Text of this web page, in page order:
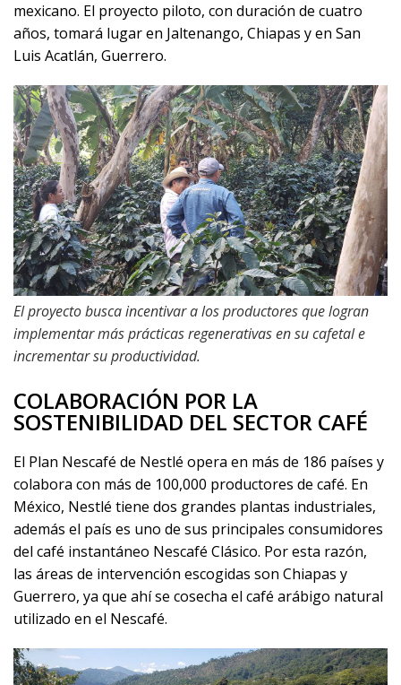
mexicano. El proyecto piloto, con duración de cuatro
años, tomará lugar en Jaltenango, Chiapas y en San
Luis Acatlán, Guerrero.
El proyecto busca incentivar a los productores que logran
implementar más prácticas regenerativas en su cafetal e
incrementar su productividad.
COLABORACIÓN POR LA
SOSTENIBILIDAD DEL SECTOR CAFÉ
El Plan Nescafé de Nestlé opera en más de 186 países y
colabora con más de 100,000 productores de café. En
México, Nestlé tiene dos grandes plantas industriales,
además el país es uno de sus principales consumidores
del café instantáneo Nescafé Clásico. Por esta razón,
las áreas de intervención escogidas son Chiapas y
Guerrero, ya que ahí se cosecha el café arábigo natural
utilizado en el Nescafé.